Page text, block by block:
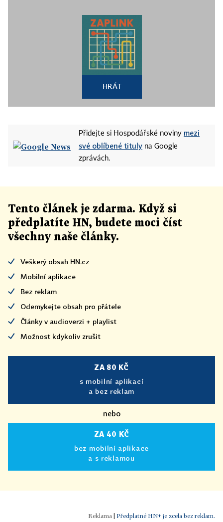
HRÁT
Přidejte si Hospodářské noviny mezi
své oblíbené tituly na Google
zprávách.
Tento článek je zdarma. Když si
předplatíte HN, budete moci číst
všechny naše články.
Veškerý obsah HN.cz
Mobilní aplikace
Bez reklam
Odemykejte obsah pro přátele
Články v audioverzi + playlist
Možnost kdykoliv zrušit
ZA 80 KČ
s mobilní aplikací
a bez reklam
nebo
ZA 40 KČ
bez mobilní aplikace
a s reklamou
Předplatné HN+ je zcela bez reklam.